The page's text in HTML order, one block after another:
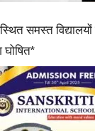
समस्त